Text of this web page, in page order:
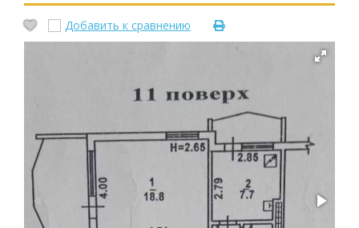
Добавить к сравнению